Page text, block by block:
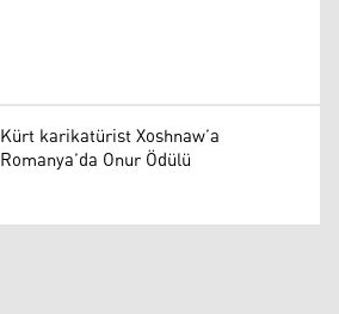
Kürt karikatürist Xoshnaw’a
Romanya’da Onur Ödülü